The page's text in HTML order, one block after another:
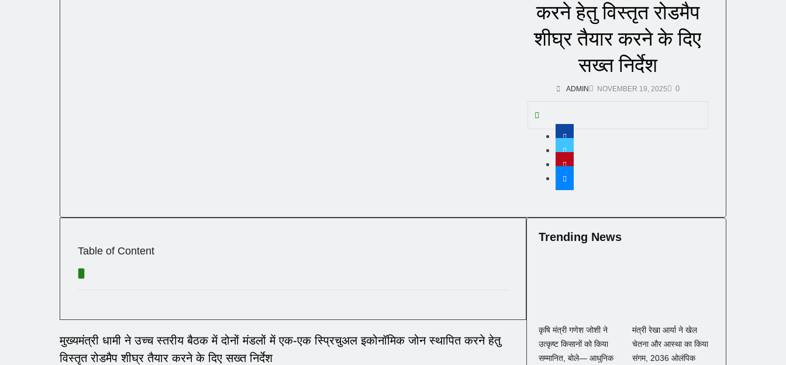
करने हेतु विस्तृत रोडमैप
शीघ्र तैयार करने के दिए
सख्त निर्देश
ADMIN NOVEMBER 19, 2025 0
Table of Content
मुख्यमंत्री धामी ने उच्च स्तरीय बैठक में दोनों मंडलों में एक-एक स्प्रिचुअल इकोनॉमिक जोन स्थापित करने हेतु
विस्तृत रोडमैप शीघ्र तैयार करने के दिए सख्त निर्देश
Trending News
कृषि मंत्री गणेश जोशी ने
उत्कृष्ट किसानों को किया
सम्मानित, बोले— आधुनिक
मंत्री रेखा आर्या ने खेल
चेतना और आस्था का किया
संगम, 2036 ओलंपिक